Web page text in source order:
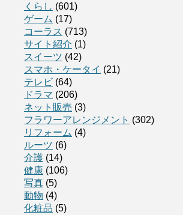
くらし (601)
ゲーム (17)
コーラス (713)
サイト紹介 (1)
スイーツ (42)
スマホ・ケータイ (21)
テレビ (64)
ドラマ (206)
ネット販売 (3)
フラワーアレンジメント (302)
リフォーム (4)
ルーツ (6)
介護 (14)
健康 (106)
写真 (5)
動物 (4)
化粧品 (5)